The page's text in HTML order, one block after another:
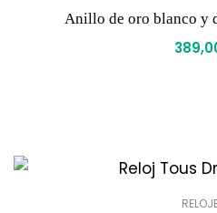
Anillo de oro blanco y